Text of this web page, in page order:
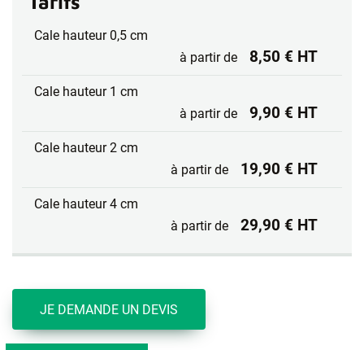
Cale hauteur 0,5 cm
à partir de
8,50 € HT
Cale hauteur 1 cm
à partir de
9,90 € HT
Cale hauteur 2 cm
à partir de
19,90 € HT
Cale hauteur 4 cm
à partir de
29,90 € HT
JE DEMANDE UN DEVIS